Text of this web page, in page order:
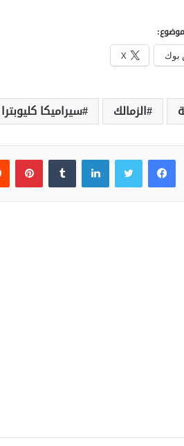
بوك X
الزمالك سيراميكا كليوبترا
فيسبوك لينكدإن بينتيريست